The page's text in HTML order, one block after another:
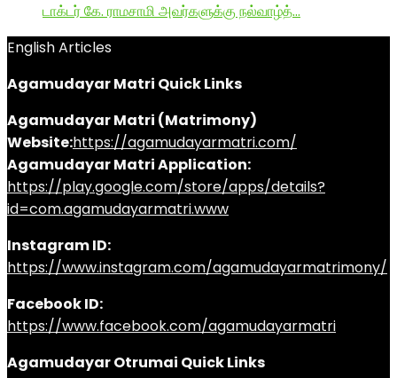
டாக்டர் கே. ராமசாமி அவர்களுக்கு நல்வாழ்த்…
English Articles
Agamudayar Matri Quick Links
Agamudayar Matri (Matrimony)
Website:https://agamudayarmatri.com/
Agamudayar Matri Application:
https://play.google.com/store/apps/details?
id=com.agamudayarmatri.www
Instagram ID:
https://www.instagram.com/agamudayarmatrimony/
Facebook ID:
https://www.facebook.com/agamudayarmatri
Agamudayar Otrumai Quick Links